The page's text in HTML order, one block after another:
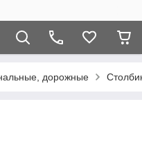
дорожные